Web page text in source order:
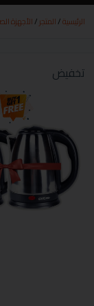
الرئيسية/المتجر/الأجهزة
تخفيض